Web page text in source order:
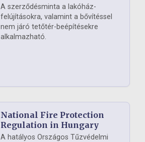
A szerződésminta a lakóház-
felújításokra, valamint a bővítéssel
nem járó tetőtér-beépítésekre
alkalmazható.
National Fire Protection
Regulation in Hungary
A hatályos Országos Tűzvédelmi